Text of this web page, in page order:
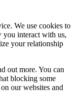
We use cookies to
you interact with us,
your relationship
out more. You can
blocking some
our websites and